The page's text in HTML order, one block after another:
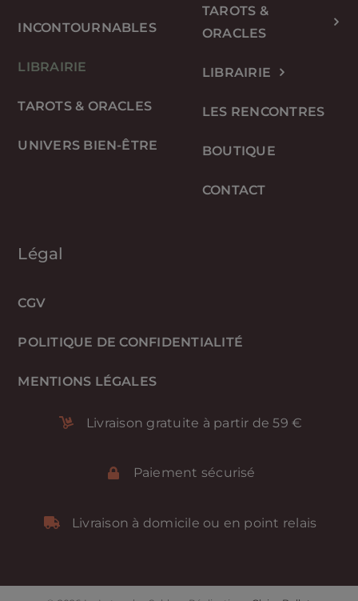
INCONTOURNABLES
LIBRAIRIE
TAROTS & ORACLES
UNIVERS BIEN-ÊTRE
TAROTS &
ORACLES
LIBRAIRIE
LES RENCONTRES
BOUTIQUE
CONTACT
Légal
CGV
POLITIQUE DE CONFIDENTIALITÉ
MENTIONS LÉGALES
Livraison gratuite à partir de 59 €
Paiement sécurisé
Livraison à domicile ou en point relais